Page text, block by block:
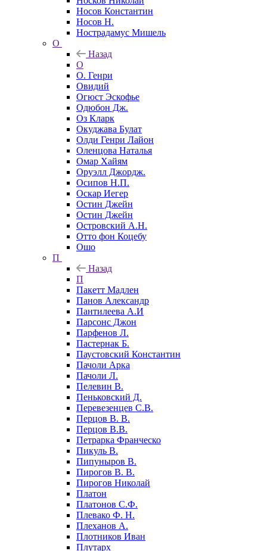
Носов Константин
Носов Н.
Нострадамус Мишель
О
Назад
О
О. Генри
Овидий
Огюст Эскофье
Одюбон Дж.
Оз Кларк
Окуджава Булат
Олди Генри Лайон
Оленцова Наталья
Омар Хайям
Оруэлл Джордж.
Осипов Н.П.
Оскар Иегер
Остин Джейн
Остин Джейн
Островский А.Н.
Отто фон Коцебу
Ошо
П
Назад
П
Пакетт Мадлен
Панов Александр
Пантилеева А.И
Парсонс Джон
Парфенов Л.
Пастернак Б.
Паустовский Константин
Пачоли Арка
Пачоли Л.
Пелевин В.
Пеньковский Д.
Перевезенцев С.В.
Перцов В. В.
Перцов В.В.
Петрарка Франческо
Пикуль В.
Пипуныров В.
Пирогов В. В.
Пирогов Николай
Платон
Платонов С.Ф.
Плевако Ф. Н.
Плеханов А.
Плотников Иван
Плутарх